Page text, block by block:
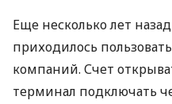
Еще несколько лет
приходилось
компаний. Счет
терминал подключать